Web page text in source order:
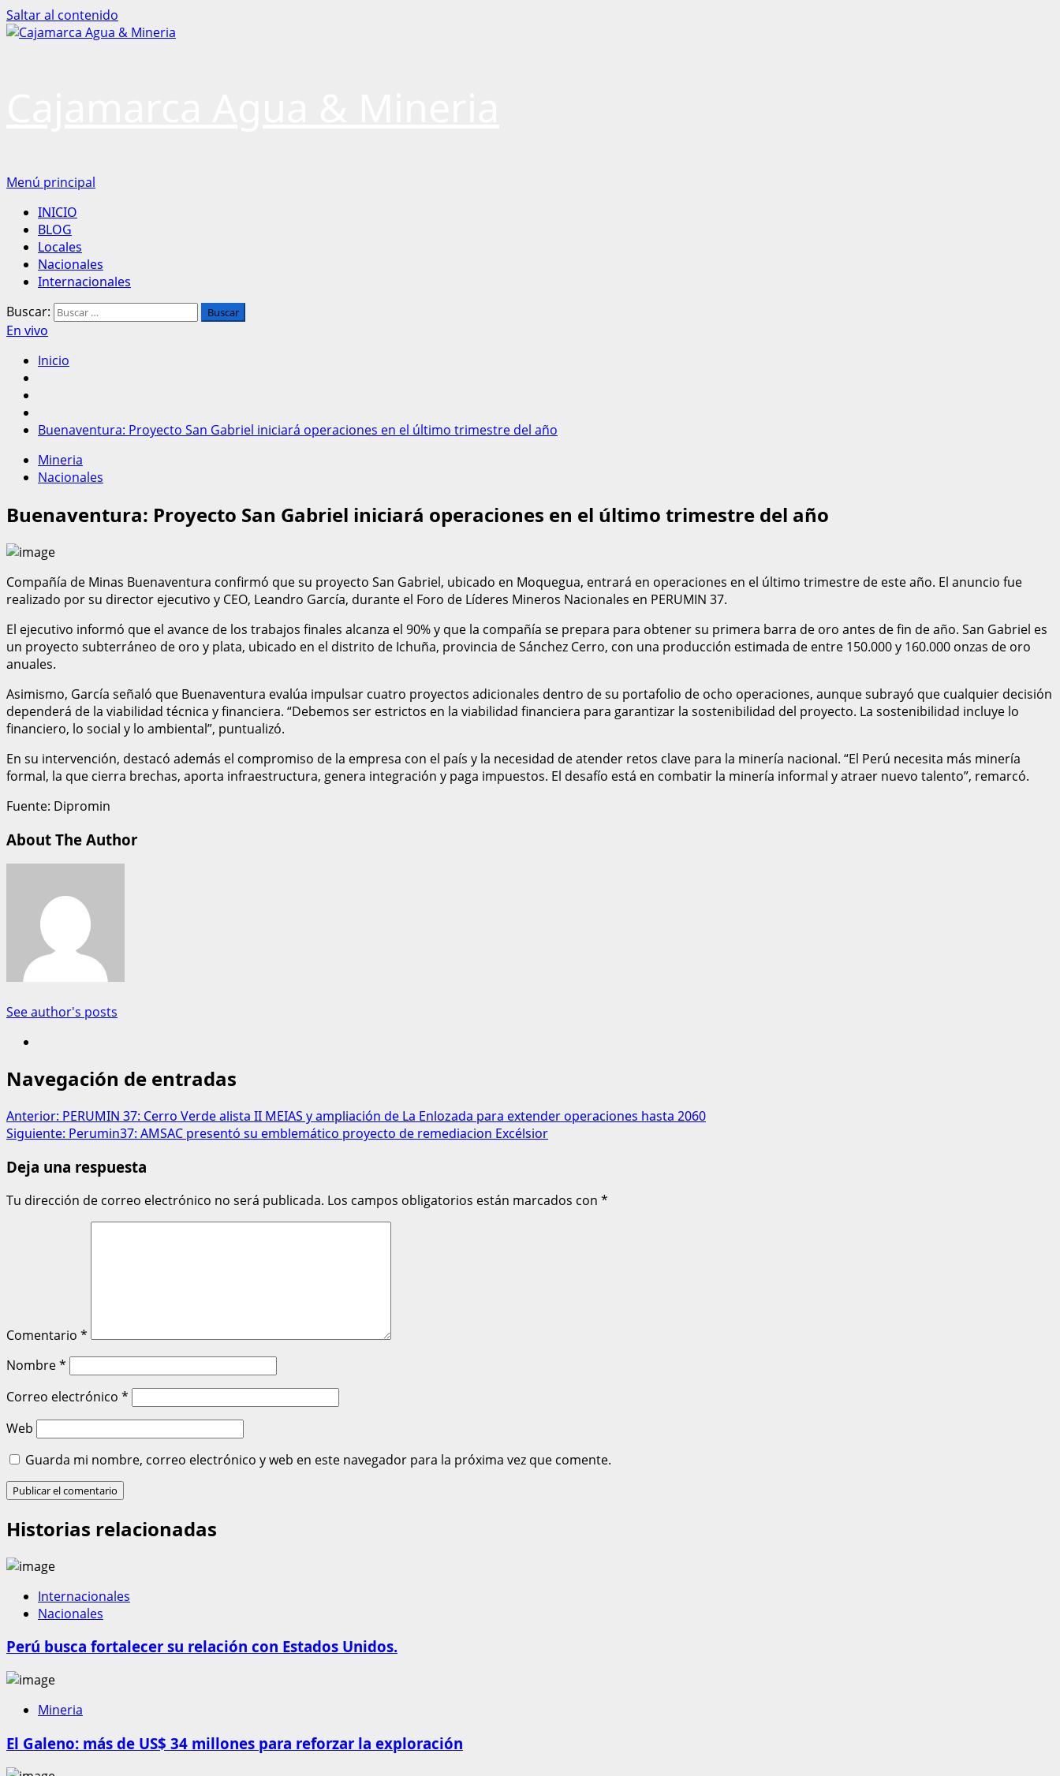
Saltar al contenido
Menú principal
INICIO
BLOG
Locales
Nacionales
Internacionales
Buscar:
En vivo
Inicio
Buenaventura: Proyecto San Gabriel iniciará operaciones en el último trimestre del año
Mineria
Nacionales
Buenaventura: Proyecto San Gabriel iniciará operaciones en el último trimestre del año
Compañía de Minas Buenaventura confirmó que su proyecto San Gabriel, ubicado en Moquegua, entrará en operaciones en el último trimestre de este año. El anuncio fue
realizado por su director ejecutivo y CEO, Leandro García, durante el Foro de Líderes Mineros Nacionales en PERUMIN 37.
El ejecutivo informó que el avance de los trabajos finales alcanza el 90% y que la compañía se prepara para obtener su primera barra de oro antes de fin de año. San Gabriel es
un proyecto subterráneo de oro y plata, ubicado en el distrito de Ichuña, provincia de Sánchez Cerro, con una producción estimada de entre 150.000 y 160.000 onzas de oro
anuales.
Asimismo, García señaló que Buenaventura evalúa impulsar cuatro proyectos adicionales dentro de su portafolio de ocho operaciones, aunque subrayó que cualquier decisión
dependerá de la viabilidad técnica y financiera. “Debemos ser estrictos en la viabilidad financiera para garantizar la sostenibilidad del proyecto. La sostenibilidad incluye lo
financiero, lo social y lo ambiental”, puntualizó.
En su intervención, destacó además el compromiso de la empresa con el país y la necesidad de atender retos clave para la minería nacional. “El Perú necesita más minería
formal, la que cierra brechas, aporta infraestructura, genera integración y paga impuestos. El desafío está en combatir la minería informal y atraer nuevo talento”, remarcó.
Fuente: Dipromin
About The Author
See author's posts
Navegación de entradas
Anterior: PERUMIN 37: Cerro Verde alista II MEIAS y ampliación de La Enlozada para extender operaciones hasta 2060
Siguiente: Perumin37: AMSAC presentó su emblemático proyecto de remediacion Excélsior
Deja una respuesta
Tu dirección de correo electrónico no será publicada. Los campos obligatorios están marcados con *
Comentario *
Nombre*
Correo electrónico *
Web
Guarda mi nombre, correo electrónico y web en este navegador para la próxima vez que comente.
Historias relacionadas
Internacionales
Nacionales
Perú busca fortalecer su relación con Estados Unidos.
Mineria
El Galeno: más de US$ 34 millones para reforzar la exploración